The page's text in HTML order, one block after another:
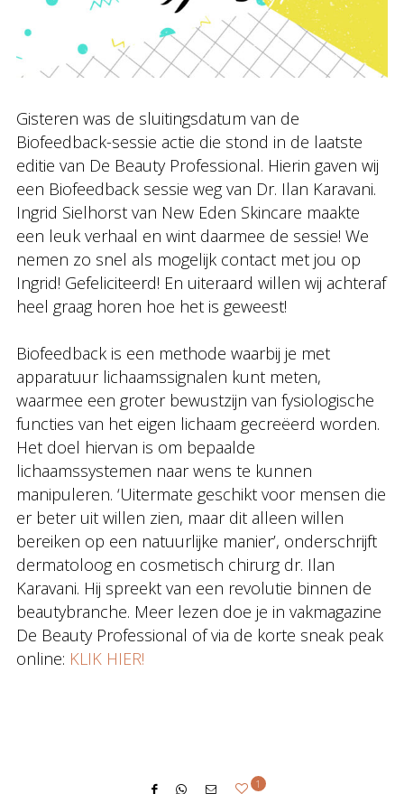
Gisteren was de sluitingsdatum van de
Biofeedback-sessie actie die stond in de laatste
editie van De Beauty Professional. Hierin gaven wij
een Biofeedback sessie weg van Dr. Ilan Karavani.
Ingrid Sielhorst van New Eden Skincare maakte
een leuk verhaal en wint daarmee de sessie! We
nemen zo snel als mogelijk contact met jou op
Ingrid! Gefeliciteerd! En uiteraard willen wij achteraf
heel graag horen hoe het is geweest!
Biofeedback is een methode waarbij je met
apparatuur lichaamssignalen kunt meten,
waarmee een groter bewustzijn van fysiologische
functies van het eigen lichaam gecreëerd worden.
Het doel hiervan is om bepaalde
lichaamssystemen naar wens te kunnen
manipuleren. ‘Uitermate geschikt voor mensen die
er beter uit willen zien, maar dit alleen willen
bereiken op een natuurlijke manier’, onderschrijft
dermatoloog en cosmetisch chirurg dr. Ilan
Karavani. Hij spreekt van een revolutie binnen de
beautybranche. Meer lezen doe je in vakmagazine
De Beauty Professional of via de korte sneak peak
online: KLIK HIER!
1